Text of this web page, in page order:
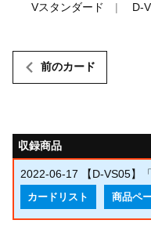
Vスタンダード D-
前のカード
収録商品
2022-06-17 【D-VS05】
カードリスト 商品ペ